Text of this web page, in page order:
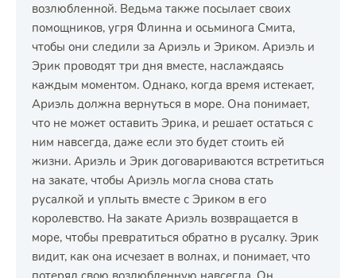
возлюбленной. Ведьма также посылает своих
помощников, угря Флинна и осьминога Смита,
чтобы они следили за Ариэль и Эриком. Ариэль и
Эрик проводят три дня вместе, наслаждаясь
каждым моментом. Однако, когда время истекает,
Ариэль должна вернуться в море. Она понимает,
что не может оставить Эрика, и решает остаться с
ним навсегда, даже если это будет стоить ей
жизни. Ариэль и Эрик договариваются встретиться
на закате, чтобы Ариэль могла снова стать
русалкой и уплыть вместе с Эриком в его
королевство. На закате Ариэль возвращается в
море, чтобы превратиться обратно в русалку. Эрик
видит, как она исчезает в волнах, и понимает, что